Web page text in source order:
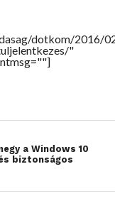
az iparban,
dotkom/2016/
"
a Windows 10
biztonságos